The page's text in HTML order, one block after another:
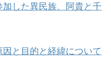
した異民族、阿貴と千
と目的と経緯について